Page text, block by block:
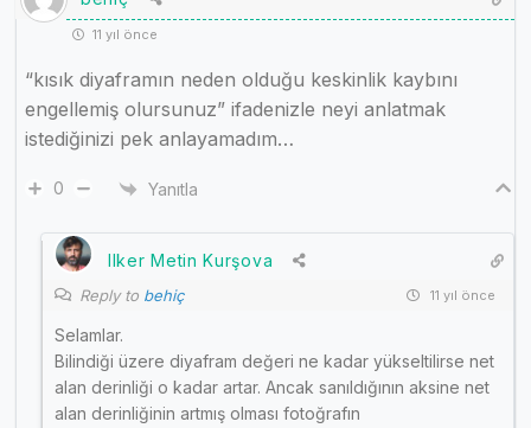
11 yıl önce
“kısık diyaframın neden olduğu keskinlik kaybını
engellemiş olursunuz” ifadenizle neyi anlatmak
istediğinizi pek anlayamadım…
0 Yanıtla
Ilker Metin Kurşova
Reply to behiç 11 yıl önce
Selamlar.
Bilindiği üzere diyafram değeri ne kadar yükseltilirse net
alan derinliği o kadar artar. Ancak sanıldığının aksine net
alan derinliğinin artmış olması fotoğrafın